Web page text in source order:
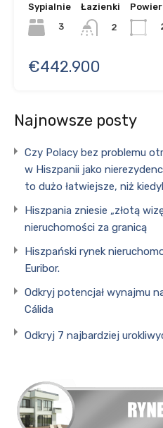
Sypialnie
3
Łazienki
2
€442.900
Najnowsze posty
Czy Polacy bez problemu
w Hiszpanii jako
to dużo łatwiejsze, niż
Hiszpania zniesie „złotą
nieruchomości za granicą
Hiszpański rynek
Euribor.
Odkryj potencjał wynajmu
Cálida
Odkryj 7 najbardziej